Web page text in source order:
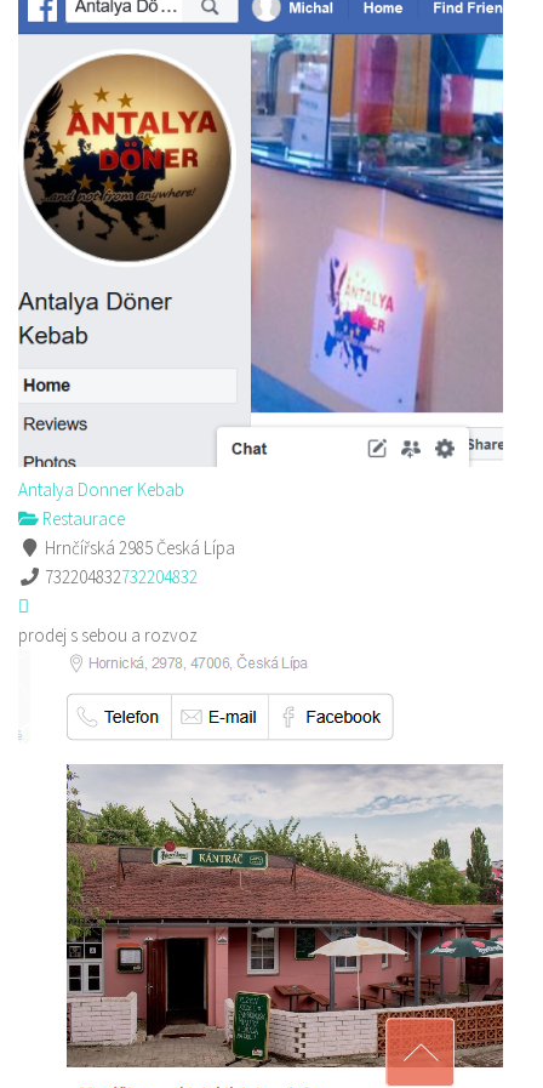
Antalya Donner Kebab
Restaurace
Hrnčířská 2985 Česká Lípa
732204832732204832
prodej s sebou a rozvoz